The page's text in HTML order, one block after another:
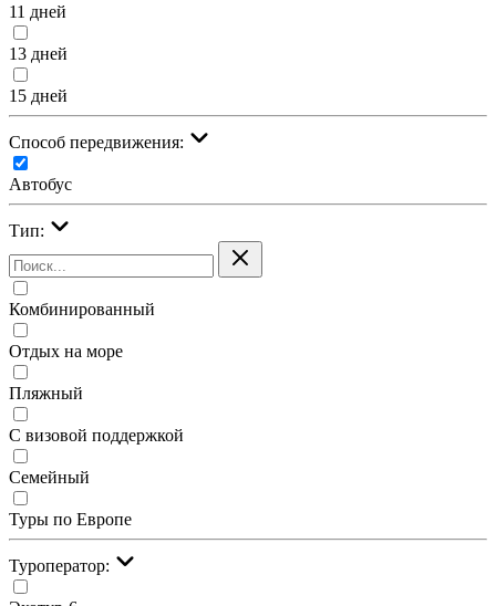
11 дней
13 дней
15 дней
Cпособ передвижения:
Автобус
Тип:
Комбинированный
Отдых на море
Пляжный
С визовой поддержкой
Семейный
Туры по Европе
Туроператор: